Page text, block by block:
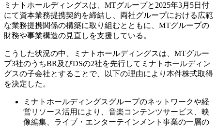
ミナトホールディングスは、MTグループと2025年3月5日付
にて資本業務提携契約を締結し、両社グループにおける広範
な業務提携関係の構築に取り組むとともに、MTグループの
財務や事業構造の見直しを支援している。
こうした状況の中、ミナトホールディングスは、MTグルー
プ3社のうちBR及びDSの2社を先行してミナトホールディン
グスの子会社とすることで、以下の理由により本件株式取得
を決定した。
ミナトホールディングスグループのネットワークや経
営リソース活用により、音楽コンテンツサービス、映
像編集、ライブ・エンターテインメント事業の一層の